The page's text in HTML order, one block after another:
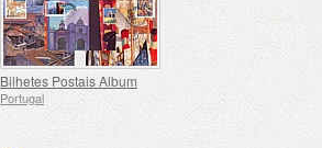
Bilhetes Postais Album
Portugal